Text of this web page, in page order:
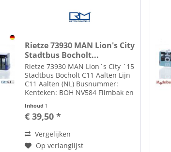
Rietze 73930 MAN Lion's City
Stadtbus Bocholt...
Rietze 73930 MAN Lion´s City ´15
Stadtbus Bocholt C11 Aalten Lijn
C11 Aalten (NL) Busnummer:
Kenteken: BOH NV584 Filmbak en
lijnnummer aangepast met decal.
Toebehoren zoals spiegels etc.
losbijgeleverd in de verpakking
Inhoud 1
€ 39,50 *
Vergelijken
Op verlanglijst